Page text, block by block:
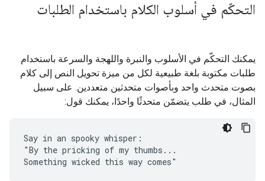
التحكّم في أسلوب الكلام باستخدام الطلبات
يمكنك التحكّم في الأسلوب والنبرة واللهجة والسرعة باستخدام
طلبات مكتوبة بلغة طبيعية لكل من ميزة تحويل النص إلى كلام
بصوت متحدث واحد وبأصوات متحدثين متعددين. على سبيل
المثال، في طلب يتضمّن متحدثًا واحدًا، يمكنك قول:
Say in an spooky whisper:
"By the pricking of my thumbs...